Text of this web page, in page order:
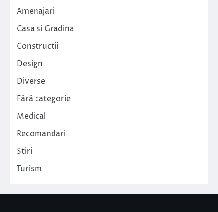
Amenajari
Casa si Gradina
Constructii
Design
Diverse
Fără categorie
Medical
Recomandari
Stiri
Turism